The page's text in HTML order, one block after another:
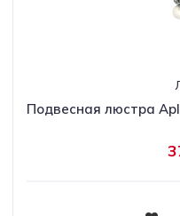
Подвесная люстра